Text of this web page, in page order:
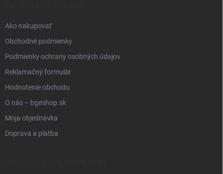
Ako nakupovať
Obchodné podmienky
Podmienky ochrany osobných údajov
Reklamačný formulár
Hodnotenie obchodu
O nás – bgeshop.sk
Moja objednávka
Doprava a platba